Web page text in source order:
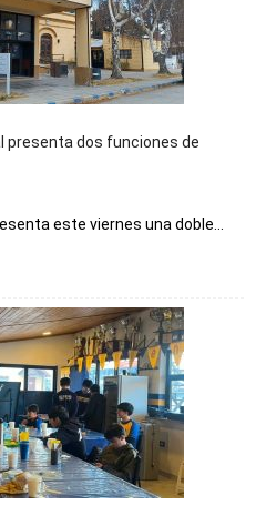
presenta dos funciones de
este viernes una doble...